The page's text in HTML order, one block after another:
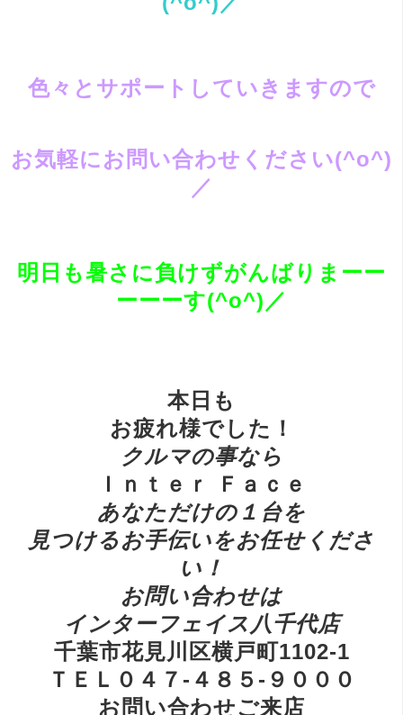
色々とサポートしていきますので
お気軽にお問い合わせください(^o^)
／
明日も暑さに負けずがんばりまーー
ーーーす(^o^)／
本日も
お疲れ様でした！
クルマの事なら
Ｉｎｔｅｒ Ｆａｃｅ
あなただけの１台を
見つけるお手伝いをお任せくださ
い！
お問い合わせは
インターフェイス八千代店
千葉市花見川区横戸町1102-1
ＴＥＬ０４７-４８５-９０００
お問い合わせご来店